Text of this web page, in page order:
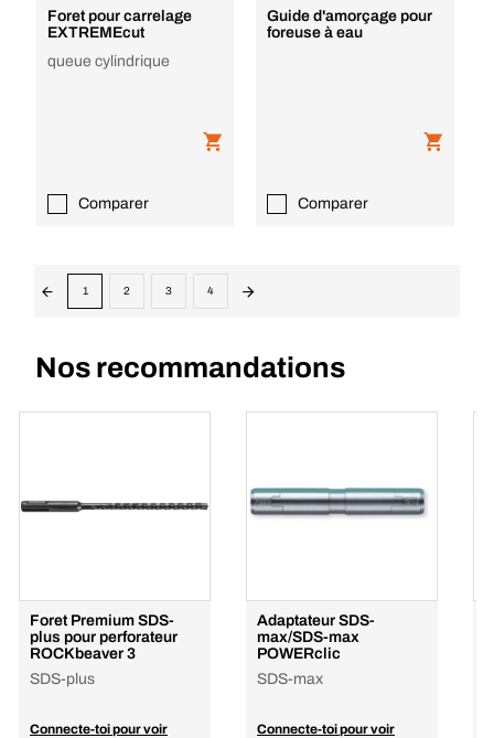
Foret pour carrelage
EXTREMEcut
queue cylindrique
Comparer
Guide d'amorçage pour
foreuse à eau
Comparer
1 2 3 4
Nos recommandations
Foret Premium SDS-
plus pour perforateur
ROCKbeaver 3
SDS-plus
Connecte-toi pour voir
Adaptateur SDS-
max/SDS-max
POWERclic
SDS-max
Connecte-toi pour voir